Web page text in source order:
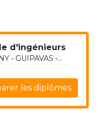
d'ingénieurs
• GUIPAVAS •...
les diplômes